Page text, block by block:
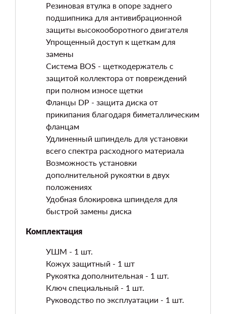
Резиновая втулка в опоре заднего
подшипника для антивибрационной
защиты высокооборотного двигателя
Упрощенный доступ к щеткам для
замены
Система BOS - щеткодержатель с
защитой коллектора от повреждений
при полном износе щетки
Фланцы DP - защита диска от
прикипания благодаря биметаллическим
фланцам
Удлиненный шпиндель для установки
всего спектра расходного материала
Возможность установки
дополнительной рукоятки в двух
положениях
Удобная блокировка шпинделя для
быстрой замены диска
Комплектация
УШМ - 1 шт.
Кожух защитный - 1 шт
Рукоятка дополнительная - 1 шт.
Ключ специальный - 1 шт.
Руководство по эксплуатации - 1 шт.